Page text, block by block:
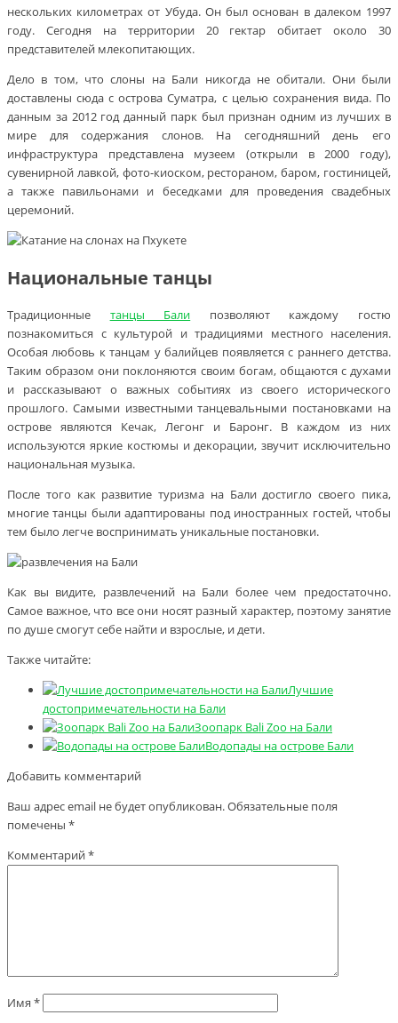
нескольких километрах от Убуда. Он был основан в далеком 1997
году. Сегодня на территории 20 гектар обитает около 30
представителей млекопитающих.
Дело в том, что слоны на Бали никогда не обитали. Они были
доставлены сюда с острова Суматра, с целью сохранения вида. По
данным за 2012 год данный парк был признан одним из лучших в
мире для содержания слонов. На сегодняшний день его
инфраструктура представлена музеем (открыли в 2000 году),
сувенирной лавкой, фото-киоском, рестораном, баром, гостиницей,
а также павильонами и беседками для проведения свадебных
церемоний.
Национальные танцы
Традиционные танцы Бали позволяют каждому гостю
познакомиться с культурой и традициями местного населения.
Особая любовь к танцам у балийцев появляется с раннего детства.
Таким образом они поклоняются своим богам, общаются с духами
и рассказывают о важных событиях из своего исторического
прошлого. Самыми известными танцевальными постановками на
острове являются Кечак, Легонг и Баронг. В каждом из них
используются яркие костюмы и декорации, звучит исключительно
национальная музыка.
После того как развитие туризма на Бали достигло своего пика,
многие танцы были адаптированы под иностранных гостей, чтобы
тем было легче воспринимать уникальные постановки.
Как вы видите, развлечений на Бали более чем предостаточно.
Самое важное, что все они носят разный характер, поэтому занятие
по душе смогут себе найти и взрослые, и дети.
Также читайте:
Лучшие
достопримечательности на Бали
Зоопарк Bali Zoo на Бали
Водопады на острове Бали
Добавить комментарий
Ваш адрес email не будет опубликован.Обязательные поля
помечены *
Комментарий*
Имя *